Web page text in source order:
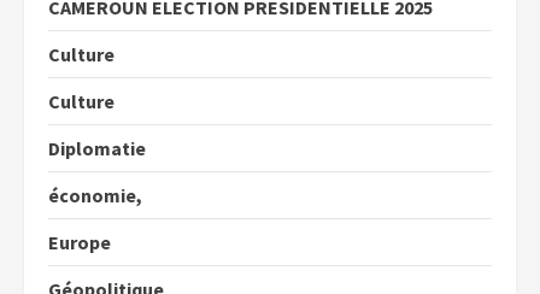
CAMEROUN ELECTION PRESIDENTIELLE 2025
Culture
Culture
Diplomatie
économie,
Europe